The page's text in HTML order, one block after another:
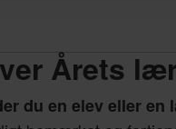
Årets
du en elev eller